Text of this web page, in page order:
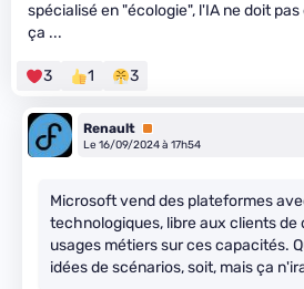
spécialisé en "écologie", l'IA ne doit
ça ...
3 1 3
Renault Premium
Le 16/09/2024 à 17h54
Microsoft vend des plateformes
technologiques, libre aux clients de
usages métiers sur ces capacités.
idées de scénarios, soit, mais ça